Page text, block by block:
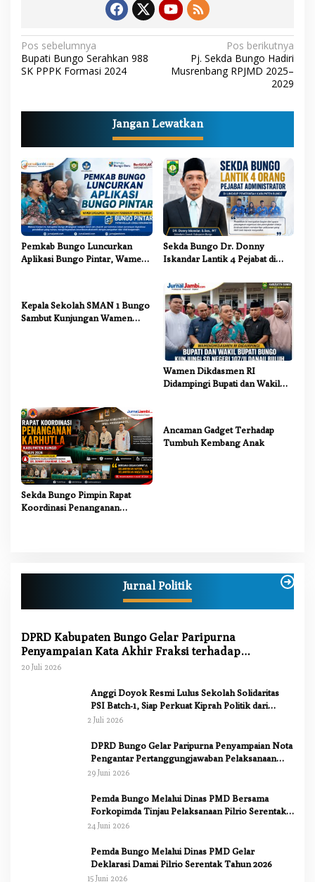
N
a
i
a
s
i
p
o
s
Pos sebelumnya
Bupati Bungo Serahkan 988
SK PPPK Formasi 2024
Pos berikutnya
Pj. Sekda Bungo Hadiri
Musrenbang RPJMD 2025–
2029
Jangan Lewatkan
Pemkab Bungo Luncurkan
Aplikasi Bungo Pintar, Wamen
Sekda Bungo Dr. Donny
Iskandar Lantik 4 Pejabat di
Kepala Sekolah SMAN 1 Bungo
Sambut Kunjungan Wamen
Wamen Dikdasmen RI
Didampingi Bupati dan Wakil
Sekda Bungo Pimpin Rapat
Koordinasi Penanganan
Ancaman Gadget Terhadap
Tumbuh Kembang Anak
Jurnal Politik
DPRD Kabupaten Bungo Gelar Paripurna
Penyampaian Kata Akhir Fraksi terhadap
Ranperda Pertanggungjawaban APBD 2025
20 Juli 2026
Anggi Doyok Resmi Lulus Sekolah Solidaritas
PSI Batch-1, Siap Perkuat Kiprah Politik dari
Daerah
2 Juli 2026
DPRD Bungo Gelar Paripurna Penyampaian Nota
Pengantar Pertanggungjawaban Pelaksanaan
APBD 2025
29 Juni 2026
Pemda Bungo Melalui Dinas PMD Bersama
Forkopimda Tinjau Pelaksanaan Pilrio Serentak
2026
24 Juni 2026
Pemda Bungo Melalui Dinas PMD Gelar
Deklarasi Damai Pilrio Serentak Tahun 2026
15 Juni 2026